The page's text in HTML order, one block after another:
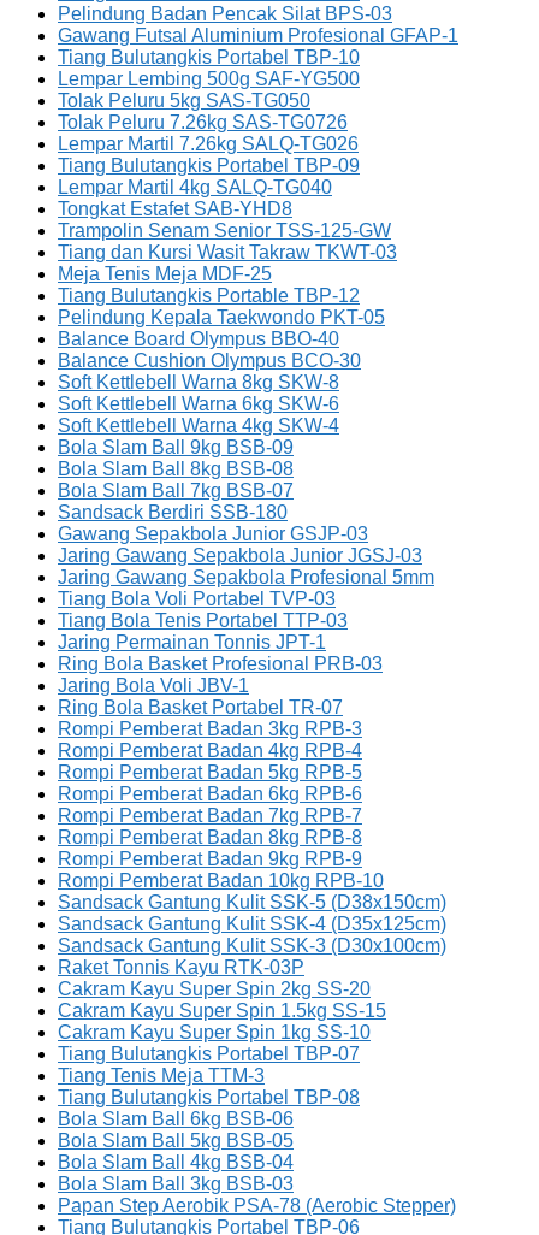
Pelindung Badan Pencak Silat BPS-03
Gawang Futsal Aluminium Profesional GFAP-1
Tiang Bulutangkis Portabel TBP-10
Lempar Lembing 500g SAF-YG500
Tolak Peluru 5kg SAS-TG050
Tolak Peluru 7.26kg SAS-TG0726
Lempar Martil 7.26kg SALQ-TG026
Tiang Bulutangkis Portabel TBP-09
Lempar Martil 4kg SALQ-TG040
Tongkat Estafet SAB-YHD8
Trampolin Senam Senior TSS-125-GW
Tiang dan Kursi Wasit Takraw TKWT-03
Meja Tenis Meja MDF-25
Tiang Bulutangkis Portable TBP-12
Pelindung Kepala Taekwondo PKT-05
Balance Board Olympus BBO-40
Balance Cushion Olympus BCO-30
Soft Kettlebell Warna 8kg SKW-8
Soft Kettlebell Warna 6kg SKW-6
Soft Kettlebell Warna 4kg SKW-4
Bola Slam Ball 9kg BSB-09
Bola Slam Ball 8kg BSB-08
Bola Slam Ball 7kg BSB-07
Sandsack Berdiri SSB-180
Gawang Sepakbola Junior GSJP-03
Jaring Gawang Sepakbola Junior JGSJ-03
Jaring Gawang Sepakbola Profesional 5mm
Tiang Bola Voli Portabel TVP-03
Tiang Bola Tenis Portabel TTP-03
Jaring Permainan Tonnis JPT-1
Ring Bola Basket Profesional PRB-03
Jaring Bola Voli JBV-1
Ring Bola Basket Portabel TR-07
Rompi Pemberat Badan 3kg RPB-3
Rompi Pemberat Badan 4kg RPB-4
Rompi Pemberat Badan 5kg RPB-5
Rompi Pemberat Badan 6kg RPB-6
Rompi Pemberat Badan 7kg RPB-7
Rompi Pemberat Badan 8kg RPB-8
Rompi Pemberat Badan 9kg RPB-9
Rompi Pemberat Badan 10kg RPB-10
Sandsack Gantung Kulit SSK-5 (D38x150cm)
Sandsack Gantung Kulit SSK-4 (D35x125cm)
Sandsack Gantung Kulit SSK-3 (D30x100cm)
Raket Tonnis Kayu RTK-03P
Cakram Kayu Super Spin 2kg SS-20
Cakram Kayu Super Spin 1.5kg SS-15
Cakram Kayu Super Spin 1kg SS-10
Tiang Bulutangkis Portabel TBP-07
Tiang Tenis Meja TTM-3
Tiang Bulutangkis Portabel TBP-08
Bola Slam Ball 6kg BSB-06
Bola Slam Ball 5kg BSB-05
Bola Slam Ball 4kg BSB-04
Bola Slam Ball 3kg BSB-03
Papan Step Aerobik PSA-78 (Aerobic Stepper)
Tiang Bulutangkis Portabel TBP-06